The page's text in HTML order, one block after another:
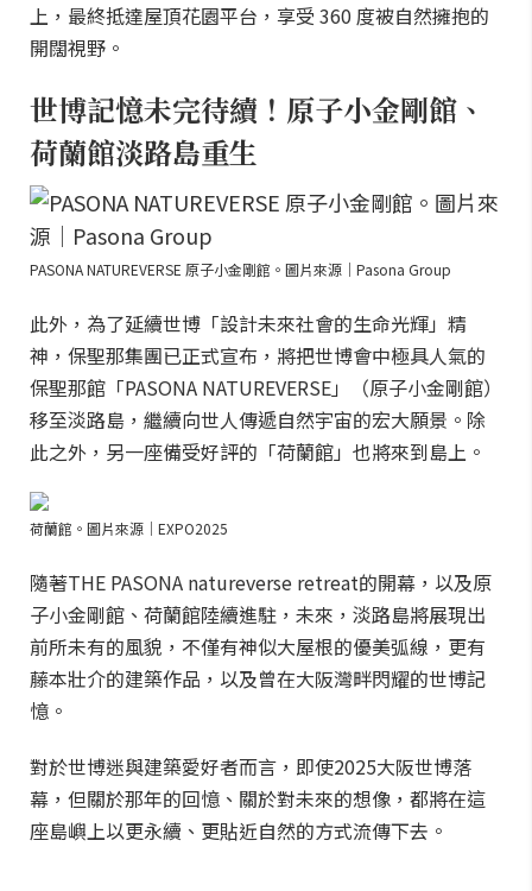
上，最終抵達屋頂花園平台，享受 360 度被自然擁抱的
開闊視野。
世博記憶未完待續！原子小金剛館、
荷蘭館淡路島重生
PASONA NATUREVERSE 原子小金剛館。圖片來源｜Pasona Group
此外，為了延續世博「設計未來社會的生命光輝」精
神，保聖那集團已正式宣布，將把世博會中極具人氣的
保聖那館「PASONA NATUREVERSE」（原子小金剛館）
移至淡路島，繼續向世人傳遞自然宇宙的宏大願景。除
此之外，另一座備受好評的「荷蘭館」也將來到島上。
荷蘭館。圖片來源｜EXPO2025
隨著THE PASONA natureverse retreat的開幕，以及原
子小金剛館、荷蘭館陸續進駐，未來，淡路島將展現出
前所未有的風貌，不僅有神似大屋根的優美弧線，更有
藤本壯介的建築作品，以及曾在大阪灣畔閃耀的世博記
憶。
對於世博迷與建築愛好者而言，即使2025大阪世博落
幕，但關於那年的回憶、關於對未來的想像，都將在這
座島嶼上以更永續、更貼近自然的方式流傳下去。